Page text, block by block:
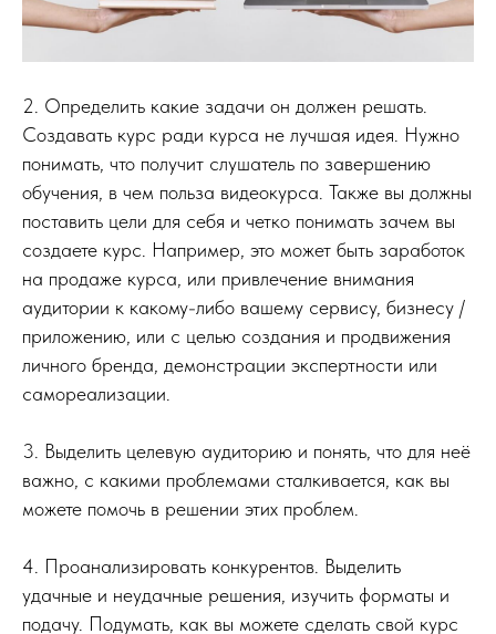
2. Определить какие задачи он должен решать.
Создавать курс ради курса не лучшая идея. Нужно
понимать, что получит слушатель по завершению
обучения, в чем польза видеокурса. Также вы должны
поставить цели для себя и четко понимать зачем вы
создаете курс. Например, это может быть заработок
на продаже курса, или привлечение внимания
аудитории к какому-либо вашему сервису, бизнесу /
приложению, или с целью создания и продвижения
личного бренда, демонстрации экспертности или
самореализации.
3. Выделить целевую аудиторию и понять, что для неё
важно, с какими проблемами сталкивается, как вы
можете помочь в решении этих проблем.
4. Проанализировать конкурентов. Выделить
удачные и неудачные решения, изучить форматы и
подачу. Подумать, как вы можете сделать свой курс